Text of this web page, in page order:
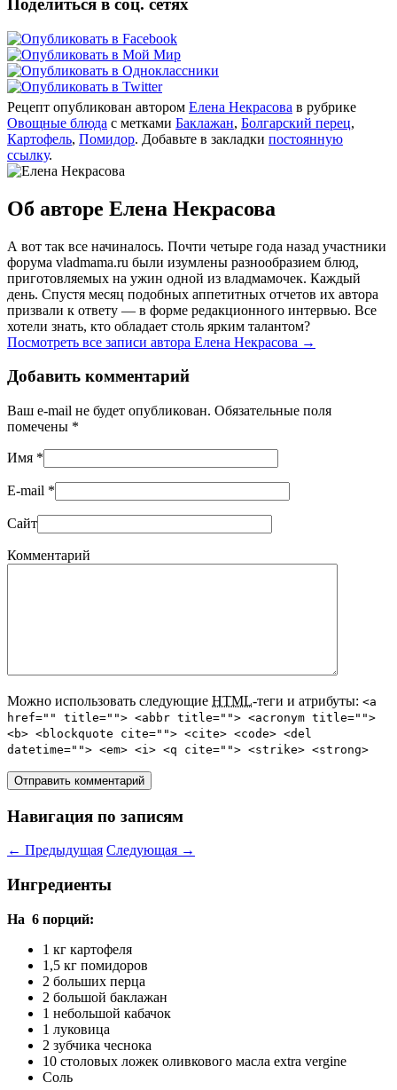
Поделиться в соц. сетях
Рецепт опубликован автором Елена Некрасова в рубрике
Овощные блюда с метками Баклажан, Болгарский перец,
Картофель, Помидор. Добавьте в закладки постоянную
ссылку.
Об авторе Елена Некрасова
А вот так все начиналось. Почти четыре года назад участники
форума vladmama.ru были изумлены разнообразием блюд,
приготовляемых на ужин одной из владмамочек. Каждый
день. Спустя месяц подобных аппетитных отчетов их автора
призвали к ответу — в форме редакционного интервью. Все
хотели знать, кто обладает столь ярким талантом?
Посмотреть все записи автора Елена Некрасова →
Добавить комментарий
Ваш e-mail не будет опубликован. Обязательные поля
помечены *
Имя *
E-mail *
Сайт
Комментарий
Можно использовать следующие HTML-теги и атрибуты: <a
href="" title=""> <abbr title=""> <acronym title="">
<b> <blockquote cite=""> <cite> <code> <del
datetime=""> <em> <i> <q cite=""> <strike> <strong>
Навигация по записям
← Предыдущая Следующая →
Ингредиенты
На 6 порций:
1 кг картофеля
1,5 кг помидоров
2 больших перца
2 большой баклажан
1 небольшой кабачок
1 луковица
2 зубчика чеснока
10 столовых ложек оливкового масла extra vergine
Cоль